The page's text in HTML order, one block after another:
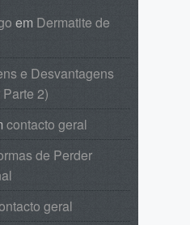
em Dermatite de
e Desvantagens
2)
contacto geral
de Perder
geral